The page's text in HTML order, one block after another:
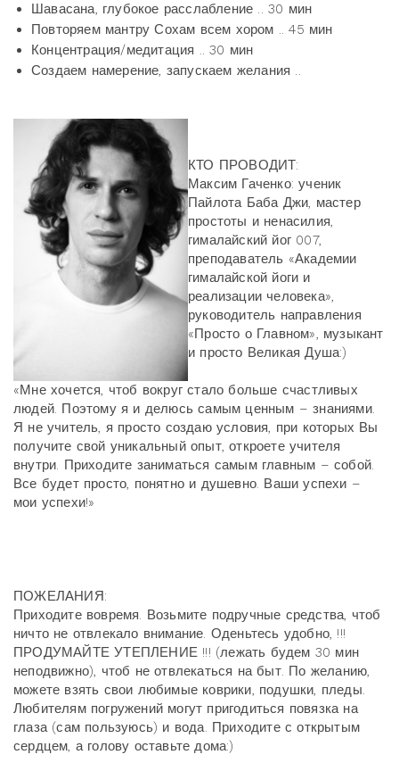
Шавасана, глубокое расслабление .. 30 мин
Повторяем мантру Сохам всем хором .. 45 мин
Концентрация/медитация .. 30 мин
Создаем намерение, запускаем желания ..
КТО ПРОВОДИТ:
Максим Гаченко: ученик
Пайлота Баба Джи, мастер
простоты и ненасилия,
гималайский йог 007,
преподаватель «Академии
гималайской йоги и
реализации человека»,
руководитель направления
«Просто о Главном», музыкант
и просто Великая Душа:)
«Мне хочется, чтоб вокруг стало больше счастливых
людей. Поэтому я и делюсь самым ценным – знаниями.
Я не учитель, я просто создаю условия, при которых Вы
получите свой уникальный опыт, откроете учителя
внутри. Приходите заниматься самым главным – собой.
Все будет просто, понятно и душевно. Ваши успехи –
мои успехи!»
ПОЖЕЛАНИЯ:
Приходите вовремя. Возьмите подручные средства, чтоб
ничто не отвлекало внимание. Оденьтесь удобно, !!!
ПРОДУМАЙТЕ УТЕПЛЕНИЕ !!! (лежать будем 30 мин
неподвижно), чтоб не отвлекаться на быт. По желанию,
можете взять свои любимые коврики, подушки, пледы.
Любителям погружений могут пригодиться повязка на
глаза (сам пользуюсь) и вода. Приходите с открытым
сердцем, а голову оставьте дома:)